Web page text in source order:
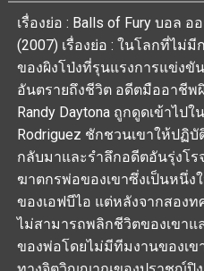
เรื่องย่อ : Balls of Fury บอล
(2007) เรื่องย่อ : ในโลกที่ไม่
ของผิงโป่งที่รุนแรงการแข่งขั
อันตรายถึงชีวิต อดีตมืออาชีพ
Randy Daytona ถูกดูดเข้าไป
Rodriguez ชักชวนเขาให้ปฏิ
กลับมาและรำลึกอดีตอันรุ่งโ
ฆาตกรพ่อของเขาซึ่งเป็นหนึ่ง
ของเอฟบีไอ แต่หลังจากสอง
ไม่สามารถพลิกชีวิตของเขา
ของพ่อโดยไม่มีทีมงานของเข